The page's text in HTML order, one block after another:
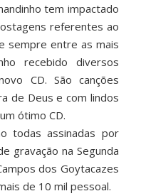
tem impactado
referentes ao
sempre entre as mais
recebido diversos
CD. São canções
de Deus e com lindos
ótimo CD.
todas assinadas por
gravação na Segunda
dos Goytacazes
de 10 mil pessoal.